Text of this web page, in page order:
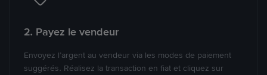
2. Payez le vendeur
Envoyez l’argent au vendeur via les modes de paiement
suggérés. Réalisez la transaction en fiat et cliquez sur